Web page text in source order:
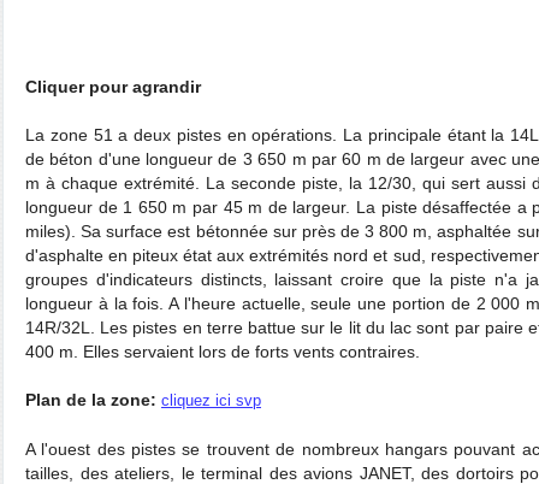
Cliquer pour agrandir
La zone 51 a deux pistes en opérations. La principale étant la
de béton d'une longueur de 3 650 m par 60 m de largeur avec
m à chaque extrémité. La seconde piste, la 12/30, qui sert aussi
longueur de 1 650 m par 45 m de largeur. La piste désaffectée a
miles). Sa surface est bétonnée sur près de 3 800 m, asphaltée
d'asphalte en piteux état aux extrémités nord et sud,
groupes d'indicateurs distincts, laissant croire que la piste n'a
longueur à la fois. A l'heure actuelle, seule une portion de 2 000
14R/32L. Les pistes en terre battue sur le lit du lac sont par paire
400 m. Elles servaient lors de forts vents contraires.
Plan de la zone: cliquez ici svp
A l'ouest des pistes se trouvent de nombreux hangars pouvant
tailles, des ateliers, le terminal des avions JANET, des dortoirs